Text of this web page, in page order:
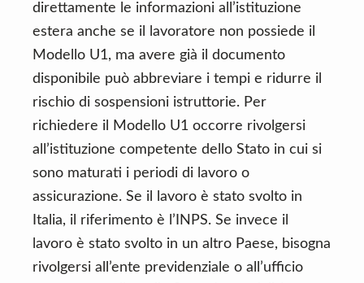
direttamente le informazioni all’istituzione
estera anche se il lavoratore non possiede il
Modello U1, ma avere già il documento
disponibile può abbreviare i tempi e ridurre il
rischio di sospensioni istruttorie. Per
richiedere il Modello U1 occorre rivolgersi
all’istituzione competente dello Stato in cui si
sono maturati i periodi di lavoro o
assicurazione. Se il lavoro è stato svolto in
Italia, il riferimento è l’INPS. Se invece il
lavoro è stato svolto in un altro Paese, bisogna
rivolgersi all’ente previdenziale o all’ufficio